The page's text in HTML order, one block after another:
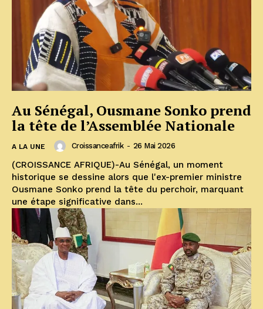
Au Sénégal, Ousmane Sonko prend
la tête de l’Assemblée Nationale
A LA UNE Croissanceafrik - 26 Mai 2026
(CROISSANCE AFRIQUE)-Au Sénégal, un moment
historique se dessine alors que l'ex-premier ministre
Ousmane Sonko prend la tête du perchoir, marquant
une étape significative dans...